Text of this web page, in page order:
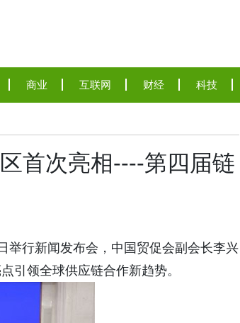
商业 互联网 财经 科技
首次亮相----第四届链
举行新闻发布会，中国贸促会副会长李兴
引领全球供应链合作新趋势。